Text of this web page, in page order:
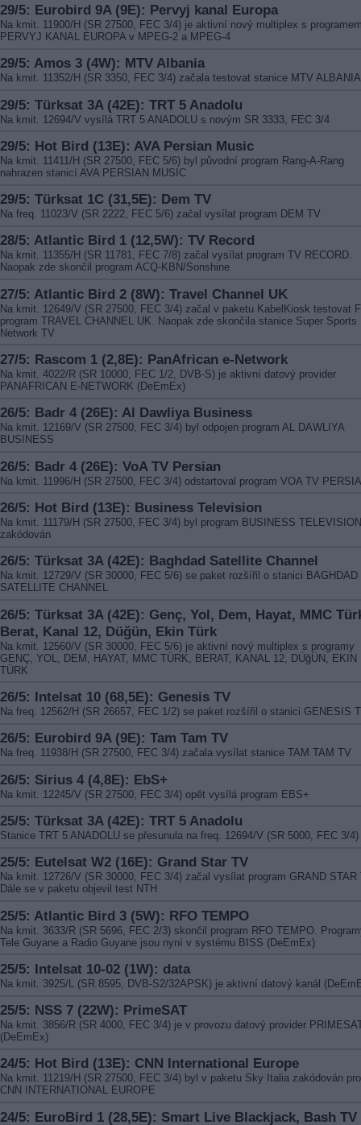
29/5: Eurobird 9A (9E): Pervyj kanal Europa
Na kmit. 11900/H (SR 27500, FEC 3/4) je aktivní nový multiplex s
PERVYJ KANAL EUROPA v MPEG-2 a MPEG-4
29/5: Amos 3 (4W): MTV Albania
Na kmit. 11352/H (SR 3350, FEC 3/4) začala testovat stanice MTV
29/5: Türksat 3A (42E): TRT 5 Anadolu
Na kmit. 12694/V vysílá TRT 5 ANADOLU s novým SR 3333, FEC 3/4
29/5: Hot Bird (13E): AVA Persian Music
Na kmit. 11411/H (SR 27500, FEC 5/6) byl původní program Rang-A-Rang
nahrazen stanicí AVA PERSIAN MUSIC
29/5: Türksat 1C (31,5E): Dem TV
Na freq. 11023/V (SR 2222, FEC 5/6) začal vysílat program DEM TV
28/5: Atlantic Bird 1 (12,5W): TV Record
Na kmit. 11355/H (SR 11781, FEC 7/8) začal vysílat program TV RECORD.
Naopak zde skončil program ACQ-KBN/Sonshine
27/5: Atlantic Bird 2 (8W): Travel Channel UK
Na kmit. 12649/V (SR 27500, FEC 3/4) začal v paketu KabelKiosk testovat
program TRAVEL CHANNEL UK. Naopak zde skončila stanice Super Sports
Network TV
27/5: Rascom 1 (2,8E): PanAfrican e-Network
Na kmit. 4022/R (SR 10000, FEC 1/2, DVB-S) je aktivní datový provider
PANAFRICAN E-NETWORK (DeEmEx)
26/5: Badr 4 (26E): Al Dawliya Business
Na kmit. 12169/V (SR 27500, FEC 3/4) byl odpojen program AL DAWLIYA
BUSINESS
26/5: Badr 4 (26E): VoA TV Persian
Na kmit. 11996/H (SR 27500, FEC 3/4) odstartoval program VOA TV
26/5: Hot Bird (13E): Business Television
Na kmit. 11179/H (SR 27500, FEC 3/4) byl program BUSINESS
zakódován
26/5: Türksat 3A (42E): Baghdad Satellite Channel
Na kmit. 12729/V (SR 30000, FEC 5/6) se paket rozšířil o stanici BAGHDAD
SATELLITE CHANNEL
26/5: Türksat 3A (42E): Genç, Yol, Dem, Hayat, MMC
Berat, Kanal 12, Düğün, Ekin Türk
Na kmit. 12560/V (SR 30000, FEC 5/6) je aktivní nový multiplex s programy
GENÇ, YOL, DEM, HAYAT, MMC TÜRK, BERAT, KANAL 12, DÜğÜN, EKIN
TÜRK
26/5: Intelsat 10 (68,5E): Genesis TV
Na freq. 12562/H (SR 26657, FEC 1/2) se paket rozšířil o stanici GENESIS
26/5: Eurobird 9A (9E): Tam Tam TV
Na freq. 11938/H (SR 27500, FEC 3/4) začala vysílat stanice TAM TAM TV
26/5: Sirius 4 (4,8E): EbS+
Na kmit. 12245/V (SR 27500, FEC 3/4) opět vysílá program EBS+
25/5: Türksat 3A (42E): TRT 5 Anadolu
Stanice TRT 5 ANADOLU se přesunula na freq. 12694/V (SR 5000, FEC 3/4)
25/5: Eutelsat W2 (16E): Grand Star TV
Na kmit. 12726/V (SR 30000, FEC 3/4) začal vysílat program GRAND STAR
Dále se v paketu objevil test NTH
25/5: Atlantic Bird 3 (5W): RFO TEMPO
Na kmit. 3633/R (SR 5696, FEC 2/3) skončil program RFO TEMPO.
Tele Guyane a Radio Guyane jsou nyní v systému BISS (DeEmEx)
25/5: Intelsat 10-02 (1W): data
Na kmit. 3925/L (SR 8595, DVB-S2/32APSK) je aktivní datový kanál
25/5: NSS 7 (22W): PrimeSAT
Na kmit. 3856/R (SR 4000, FEC 3/4) je v provozu datový provider
(DeEmEx)
24/5: Hot Bird (13E): CNN International Europe
Na kmit. 11219/H (SR 27500, FEC 3/4) byl v paketu Sky Italia zakódován
CNN INTERNATIONAL EUROPE
24/5: EuroBird 1 (28,5E): Smart Live Blackjack, Bash TV